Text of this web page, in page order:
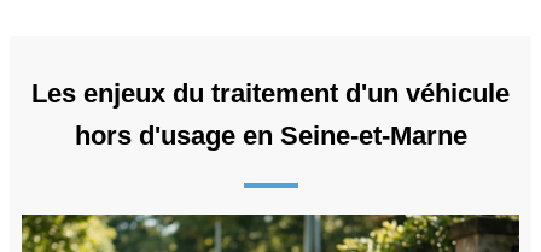
Les enjeux du traitement d'un véhicule
hors d'usage en Seine-et-Marne